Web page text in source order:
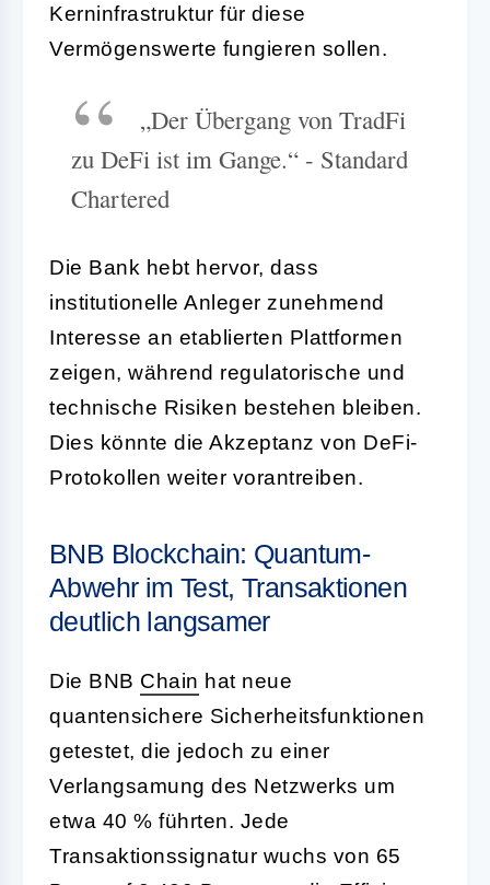
Kerninfrastruktur für diese
Vermögenswerte fungieren sollen.
„Der Übergang von TradFi
zu DeFi ist im Gange.“ - Standard
Chartered
Die Bank hebt hervor, dass
institutionelle Anleger zunehmend
Interesse an etablierten Plattformen
zeigen, während regulatorische und
technische Risiken bestehen bleiben.
Dies könnte die Akzeptanz von DeFi-
Protokollen weiter vorantreiben.
BNB Blockchain: Quantum-
Abwehr im Test, Transaktionen
deutlich langsamer
Die BNB Chain hat neue
quantensichere Sicherheitsfunktionen
getestet, die jedoch zu einer
Verlangsamung des Netzwerks um
etwa 40 % führten. Jede
Transaktionssignatur wuchs von 65